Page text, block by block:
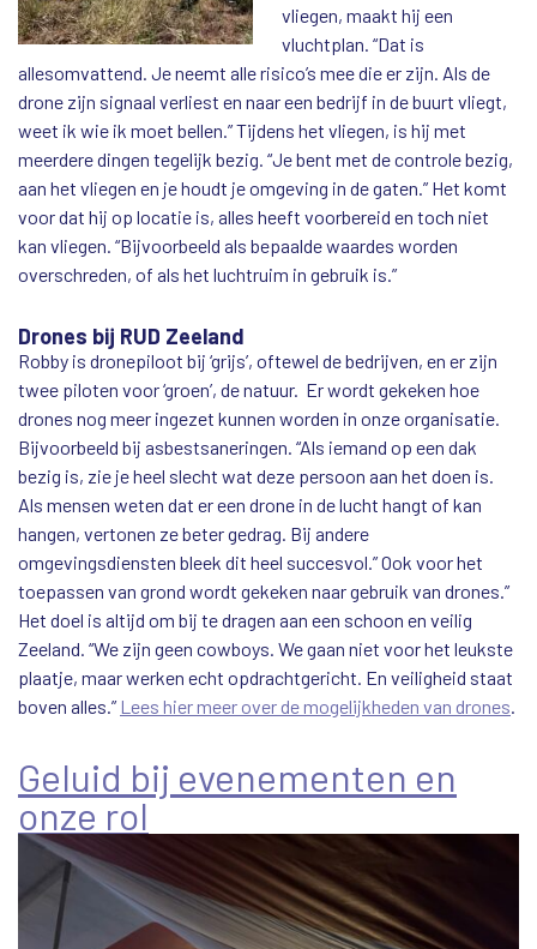
vliegen, maakt hij een
vluchtplan. “Dat is
allesomvattend. Je neemt alle risico’s mee die er zijn. Als de
drone zijn signaal verliest en naar een bedrijf in de buurt vliegt,
weet ik wie ik moet bellen.” Tijdens het vliegen, is hij met
meerdere dingen tegelijk bezig. “Je bent met de controle bezig,
aan het vliegen en je houdt je omgeving in de gaten.” Het komt
voor dat hij op locatie is, alles heeft voorbereid en toch niet
kan vliegen. “Bijvoorbeeld als bepaalde waardes worden
overschreden, of als het luchtruim in gebruik is.”
Drones bij RUD Zeeland
Robby is dronepiloot bij ‘grijs’, oftewel de bedrijven, en er zijn
twee piloten voor ‘groen’, de natuur. Er wordt gekeken hoe
drones nog meer ingezet kunnen worden in onze organisatie.
Bijvoorbeeld bij asbestsaneringen. “Als iemand op een dak
bezig is, zie je heel slecht wat deze persoon aan het doen is.
Als mensen weten dat er een drone in de lucht hangt of kan
hangen, vertonen ze beter gedrag. Bij andere
omgevingsdiensten bleek dit heel succesvol.” Ook voor het
toepassen van grond wordt gekeken naar gebruik van drones.”
Het doel is altijd om bij te dragen aan een schoon en veilig
Zeeland. “We zijn geen cowboys. We gaan niet voor het leukste
plaatje, maar werken echt opdrachtgericht. En veiligheid staat
boven alles.” Lees hier meer over de mogelijkheden van drones.
Geluid bij evenementen en
onze rol